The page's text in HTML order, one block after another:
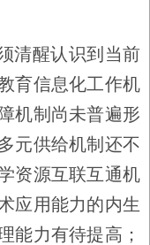
清醒认识到当前
育信息化工作机
机制尚未普遍形
元供给机制还不
资源互联互通机
应用能力的内生
能力有待提高；